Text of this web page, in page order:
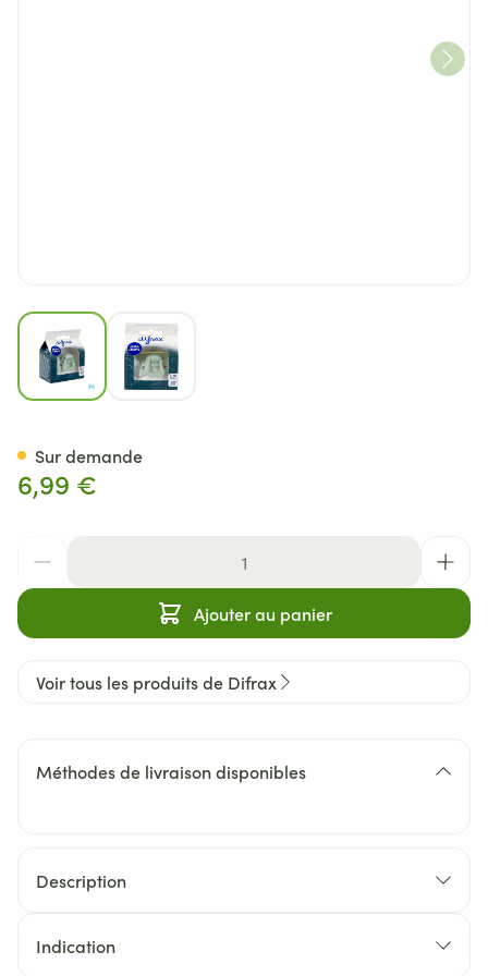
View larger imageView larger image
6,99 €
Ajouter au panier
Sur demande
Voir tous les produits de Difrax
Méthodes de livraison disponibles
Description
Indication